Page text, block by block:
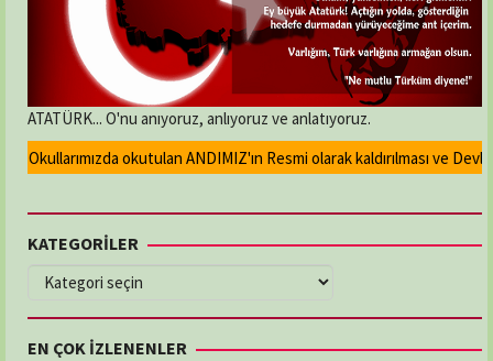
ATATÜRK... O'nu anıyoruz, anlıyoruz ve anlatıyoruz.
Okullarımızda okutulan ANDIMIZ'ın Resmi olarak kaldırılması ve
KATEGORİLER
KATEGORİLER
EN ÇOK İZLENENLER